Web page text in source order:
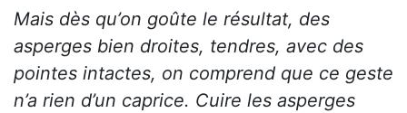
Mais dès qu’on goûte le résultat, des
asperges bien droites, tendres, avec des
pointes intactes, on comprend que ce geste
n’a rien d’un caprice. Cuire les asperges